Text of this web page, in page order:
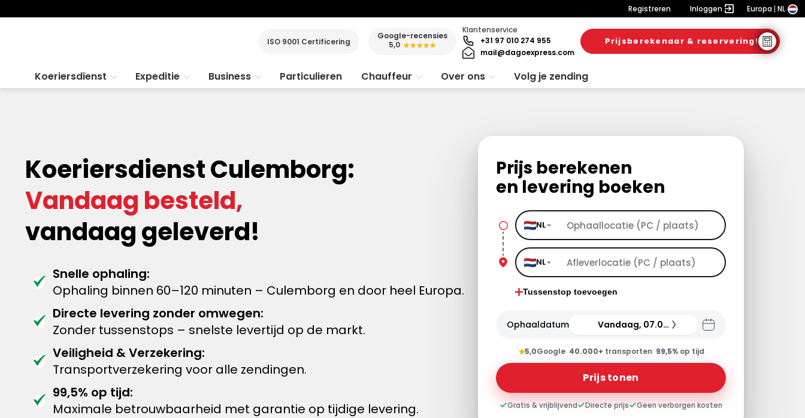
Registreren Inloggen Europa NL
ISO 9001 Certificering
Google-recensies
5,0 ★★★★★
Klantenservice
+31 97 010 274 955
mail@dagoexpress.com
Prijsberekenaar & reservering!
Koeriersdienst Expeditie Business Particulieren Chauffeur Over ons Volg je zending
Koeriersdienst Culemborg:
Vandaag besteld,
vandaag geleverd!
Snelle ophaling:
Ophaling binnen 60–120 minuten – Culemborg en door heel Europa.
Directe levering zonder omwegen:
Zonder tussenstops – snelste levertijd op de markt.
Veiligheid & Verzekering:
Transportverzekering voor alle zendingen.
99,5% op tijd:
Maximale betrouwbaarheid met garantie op tijdige levering.
Prijs berekenen
en levering boeken
NL
NL
Tussenstop toevoegen
Ophaaldatum Vandaag, 07.08.26
★5,0Google· 40.000+ transporten· 99,5%op tijd
Prijs tonen
Gratis & vrijblijvend Directe prijs Geen verborgen kosten